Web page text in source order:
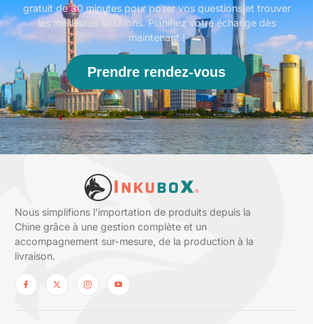
gratuit de 30 minutes pour poser vos questions et trouver
les meilleures solutions. Planifiez votre échange dès
maintenant !
Prendre rendez-vous
Nous simplifions l’importation de produits depuis la
Chine grâce à une gestion complète et un
accompagnement sur-mesure, de la production à la
livraison.